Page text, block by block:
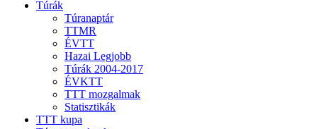
Túrák
Túranaptár
TTMR
ÉVTT
Hazai Legjobb
Túrák 2004-2017
ÉVKTT
TTT mozgalmak
Statisztikák
TTT kupa